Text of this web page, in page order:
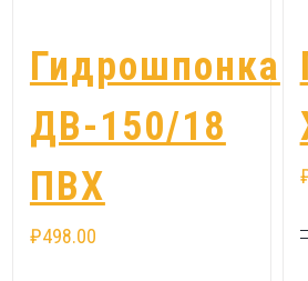
Гидрошпонка
ДВ-150/18
ПВХ
₽498.00